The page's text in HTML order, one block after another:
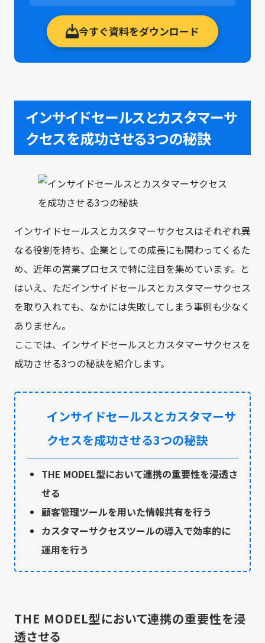
今すぐ資料をダウンロード
インサイドセールスとカスタマーサ
クセスを成功させる3つの秘訣
インサイドセールスとカスタマーサクセスはそれぞれ異
なる役割を持ち、企業としての成長にも関わってくるた
め、近年の営業プロセスで特に注目を集めています。と
はいえ、ただインサイドセールスとカスタマーサクセス
を取り入れても、なかには失敗してしまう事例も少なく
ありません。
ここでは、インサイドセールスとカスタマーサクセスを
成功させる3つの秘訣を紹介します。
インサイドセールスとカスタマーサ
クセスを成功させる3つの秘訣
THE MODEL型において連携の重要性を浸透さ
せる
顧客管理ツールを用いた情報共有を行う
カスタマーサクセスツールの導入で効率的に
運用を行う
THE MODEL型において連携の重要性を浸
透させる